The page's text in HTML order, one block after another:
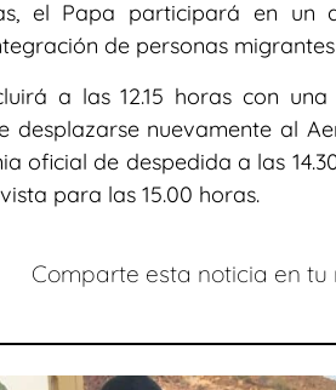
el Papa participará en un
de personas
a las 12.15 horas con
desplazarse nuevamente al
oficial de despedida a las
para las 15.00 horas.
Comparte esta noticia en